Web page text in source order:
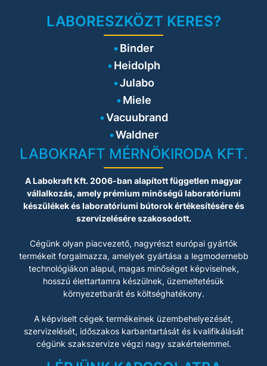
LABORESZKÖZT KERES?
Binder
Heidolph
Julabo
Miele
Vacuubrand
Waldner
LABOKRAFT MÉRNÖKIRODA KFT.
A Labokraft Kft. 2006-ban alapított független magyar
vállalkozás, amely prémium minőségű laboratóriumi
készülékek és laboratóriumi bútorok értékesítésére és
szervizelésére szakosodott.
Cégünk olyan piacvezető, nagyrészt európai gyártók
termékeit forgalmazza, amelyek gyártása a legmodernebb
technológiákon alapul, magas minőséget képviselnek,
hosszú élettartamra készülnek, üzemeltetésük
környezetbarát és költséghatékony.
A képviselt cégek termékeinek üzembehelyezését,
szervizelését, időszakos karbantartását és kvalifikálását
cégünk szakszervize végzi nagy szakértelemmel.